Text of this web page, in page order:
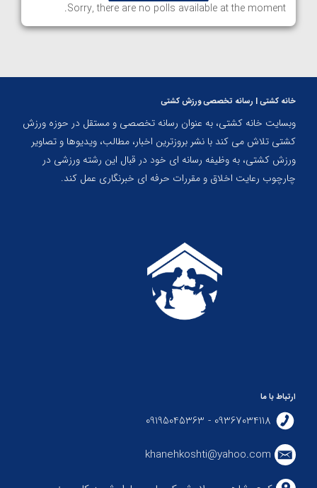
Sorry, there are no polls available at the moment.
خانه کشتی | رسانه تخصصی ورزش کشتی
وبسایت خانه کشتی، به عنوان رسانه تخصصی و مستقل در حوزه ورزش
کشتی تلاش می کند با نشر بروزترین اخبار، مطالب، ویدیوها و تصاویر
ورزش کشتی، به وظیفه رسانه ای خود در قبال این رشته ورزشی در
چارچوب رعایت اخلاق و مقررات حرفه ای خبرنگاری عمل کند.
ارتباط با ما
09367034118 - 09195045363
khanehkoshti@yahoo.com